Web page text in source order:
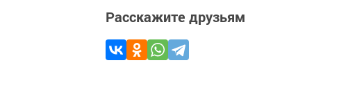
Расскажите друзьям